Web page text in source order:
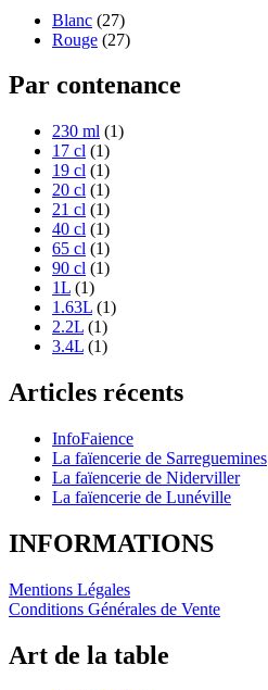
Blanc (27)
Rouge (27)
Par contenance
230 ml (1)
17 cl (1)
19 cl (1)
20 cl (1)
21 cl (1)
40 cl (1)
65 cl (1)
90 cl (1)
1L (1)
1.63L (1)
2.2L (1)
3.4L (1)
Articles récents
InfoFaience
La faïencerie de Sarreguemines
La faïencerie de Niderviller
La faïencerie de Lunéville
INFORMATIONS
Mentions Légales
Conditions Générales de Vente
Art de la table